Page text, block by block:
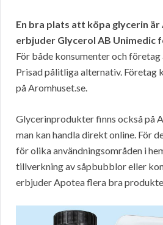
En bra plats att köpa glycerin
erbjuder Glycerol AB Unimedic
För både konsumenter och
Prisad pålitliga alternativ. Företag
på Aromhuset.se.
Glycerinprodukter finns också på
man kan handla direkt online. För
för olika användningsområden i
tillverkning av såpbubblor eller
erbjuder Apotea flera bra